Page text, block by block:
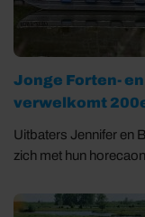
Jonge Forten-
verwelkomt
Uitbaters Jennifer en
zich met hun